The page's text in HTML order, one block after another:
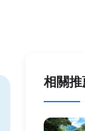
相關推